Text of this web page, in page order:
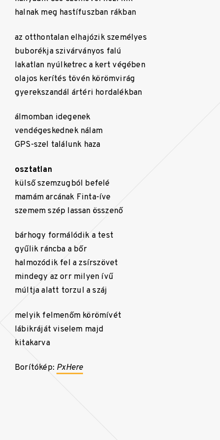
halnak meg hastífuszban rákban
az otthontalan elhajózik személyes
buborékja szivárványos falú
lakatlan nyúlketrec a kert végében
olajos kerítés tövén körömvirág
gyerekszandál ártéri hordalékban
álmomban idegenek
vendégeskednek nálam
GPS-szel találunk haza
osztatlan
külső szemzugból befelé
mamám arcának Finta-íve
szemem szép lassan összenő
bárhogy formálódik a test
gyűlik ráncba a bőr
halmozódik fel a zsírszövet
mindegy az orr milyen ívű
múltja alatt torzul a száj
melyik felmenőm körömívét
lábikráját viselem majd
kitakarva
Borítókép: PxHere